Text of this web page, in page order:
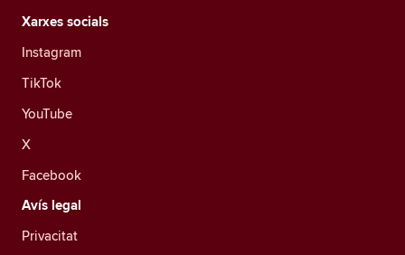
Xarxes socials
Instagram
TikTok
YouTube
X
Facebook
Avís legal
Privacitat